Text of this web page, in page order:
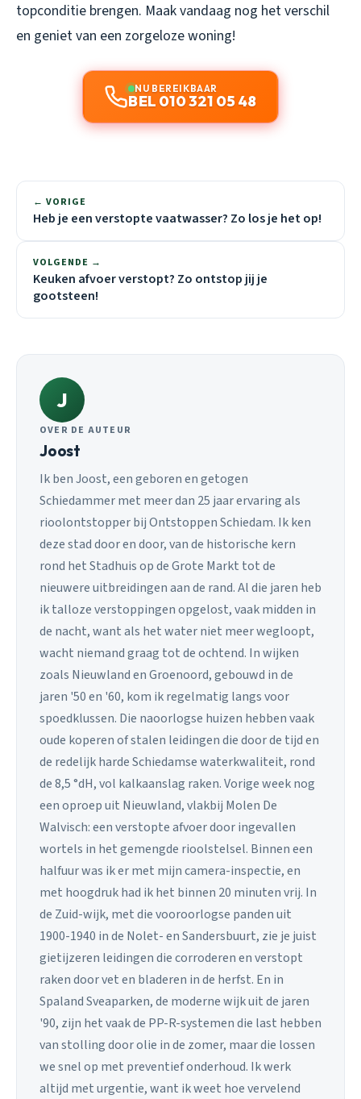
topconditie brengen. Maak vandaag nog het verschil
en geniet van een zorgeloze woning!
NU BEREIKBAAR
BEL 010 321 05 48
← VORIGE
Heb je een verstopte vaatwasser? Zo los je het op!
VOLGENDE →
Keuken afvoer verstopt? Zo ontstop jij je
gootsteen!
J
OVER DE AUTEUR
Joost
Ik ben Joost, een geboren en getogen
Schiedammer met meer dan 25 jaar ervaring als
rioolontstopper bij Ontstoppen Schiedam. Ik ken
deze stad door en door, van de historische kern
rond het Stadhuis op de Grote Markt tot de
nieuwere uitbreidingen aan de rand. Al die jaren heb
ik talloze verstoppingen opgelost, vaak midden in
de nacht, want als het water niet meer wegloopt,
wacht niemand graag tot de ochtend. In wijken
zoals Nieuwland en Groenoord, gebouwd in de
jaren '50 en '60, kom ik regelmatig langs voor
spoedklussen. Die naoorlogse huizen hebben vaak
oude koperen of stalen leidingen die door de tijd en
de redelijk harde Schiedamse waterkwaliteit, rond
de 8,5 °dH, vol kalkaanslag raken. Vorige week nog
een oproep uit Nieuwland, vlakbij Molen De
Walvisch: een verstopte afvoer door ingevallen
wortels in het gemengde rioolstelsel. Binnen een
halfuur was ik er met mijn camera-inspectie, en
met hoogdruk had ik het binnen 20 minuten vrij. In
de Zuid-wijk, met die vooroorlogse panden uit
1900-1940 in de Nolet- en Sandersbuurt, zie je juist
gietijzeren leidingen die corroderen en verstopt
raken door vet en bladeren in de herfst. En in
Spaland Sveaparken, de moderne wijk uit de jaren
'90, zijn het vaak de PP-R-systemen die last hebben
van stolling door olie in de zomer, maar die lossen
we snel op met preventief onderhoud. Ik werk
altijd met urgentie, want ik weet hoe vervelend